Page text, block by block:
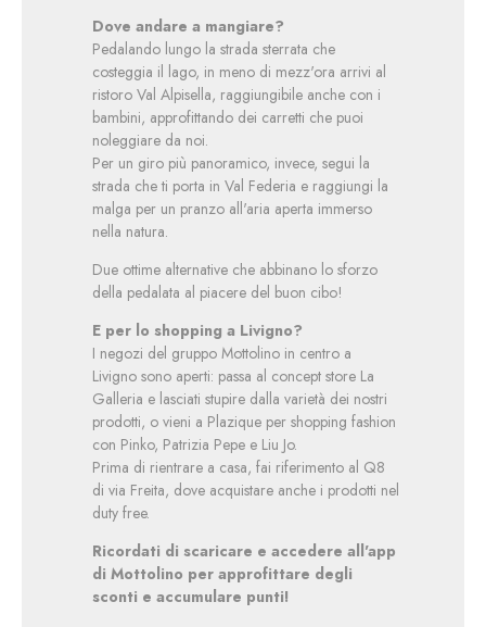
Dove andare a mangiare?
Pedalando lungo la strada sterrata che
costeggia il lago, in meno di mezz'ora arrivi al
ristoro Val Alpisella, raggiungibile anche con i
bambini, approfittando dei carretti che puoi
noleggiare da noi.
Per un giro più panoramico, invece, segui la
strada che ti porta in Val Federia e raggiungi la
malga per un pranzo all'aria aperta immerso
nella natura.
Due ottime alternative che abbinano lo sforzo
della pedalata al piacere del buon cibo!
E per lo shopping a Livigno?
I negozi del gruppo Mottolino in centro a
Livigno sono aperti: passa al concept store La
Galleria e lasciati stupire dalla varietà dei nostri
prodotti, o vieni a Plazique per shopping fashion
con Pinko, Patrizia Pepe e Liu Jo.
Prima di rientrare a casa, fai riferimento al Q8
di via Freita, dove acquistare anche i prodotti nel
duty free.
Ricordati di scaricare e accedere all'app
di Mottolino per approfittare degli
sconti e accumulare punti!